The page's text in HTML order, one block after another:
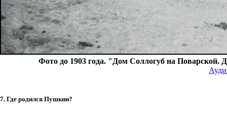
Фото до 1903 года. "Дом Соллогуб на
7. Где родился Пушкин?